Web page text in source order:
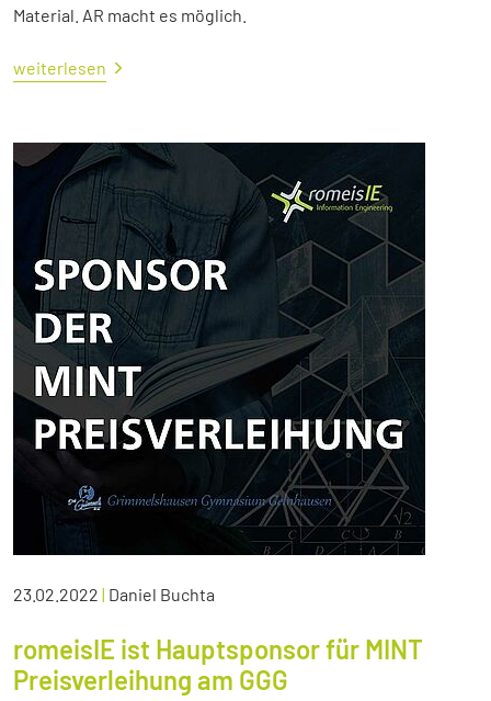
Material. AR macht es möglich.
weiterlesen
23.02.2022 | Daniel Buchta
romeisIE ist Hauptsponsor für MINT
Preisverleihung am GGG